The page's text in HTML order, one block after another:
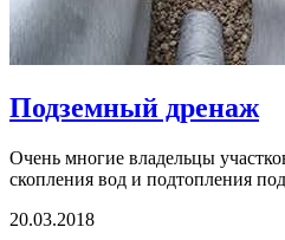
Подземный дренаж
Очень многие владельцы
скопления вод и подтопления
20.03.2018